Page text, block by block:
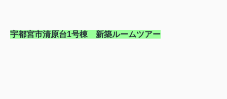
宇都宮市清原台1号棟 新築ルームツアー